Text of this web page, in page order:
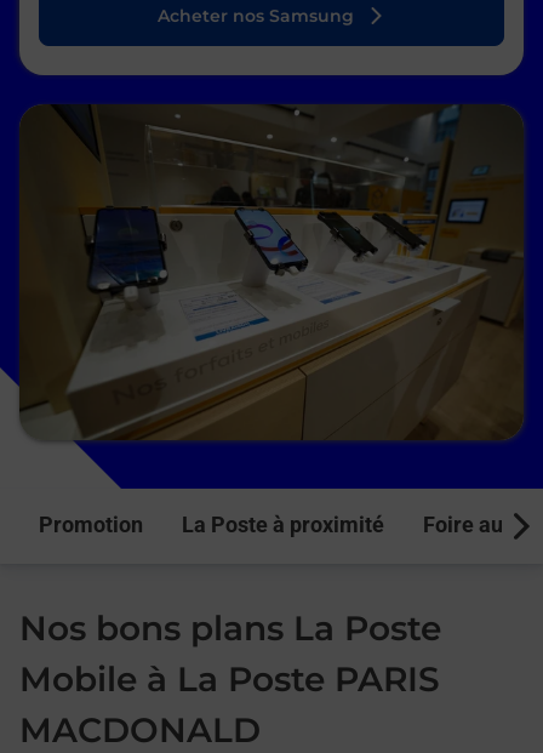
Acheter nos Samsung
Promotion La Poste à proximité Foire aux
Nos bons plans La Poste
Mobile à La Poste PARIS
MACDONALD